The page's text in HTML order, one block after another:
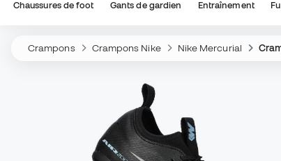
Chaussures de foot Gants de gardien Entraînement
Crampons Crampons Nike Nike Mercurial